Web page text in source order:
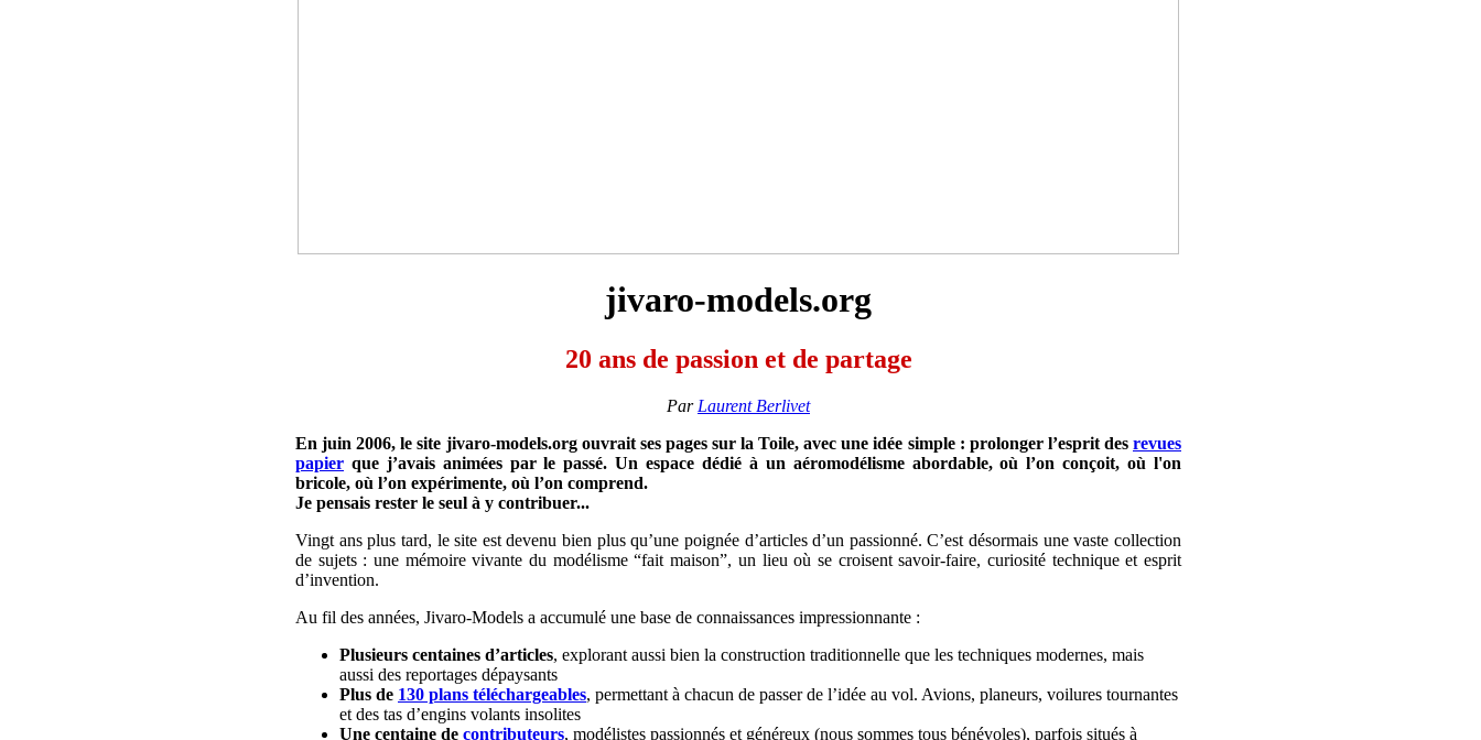
jivaro-models.org
20 ans de passion et de partage
Par Laurent Berlivet
En juin 2006, le site jivaro-models.org ouvrait ses pages sur la Toile, avec une idée simple : prolonger l’esprit des revues
papier que j’avais animées par le passé. Un espace dédié à un aéromodélisme abordable, où l’on conçoit, où l'on
bricole, où l’on expérimente, où l’on comprend.
Je pensais rester le seul à y contribuer...
Vingt ans plus tard, le site est devenu bien plus qu’une poignée d’articles d’un passionné. C’est désormais une vaste collection
de sujets : une mémoire vivante du modélisme “fait maison”, un lieu où se croisent savoir-faire, curiosité technique et esprit
d’invention.
Au fil des années, Jivaro-Models a accumulé une base de connaissances impressionnante :
Plusieurs centaines d’articles, explorant aussi bien la construction traditionnelle que les techniques modernes, mais
aussi des reportages dépaysants
Plus de 130 plans téléchargeables, permettant à chacun de passer de l’idée au vol. Avions, planeurs, voilures tournantes
et des tas d’engins volants insolites
Une centaine de contributeurs, modélistes passionnés et généreux (nous sommes tous bénévoles), parfois situés à